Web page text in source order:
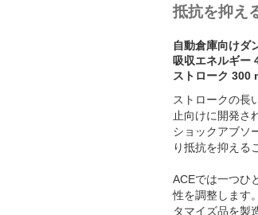
抵抗を抑え
自動倉庫向けダ
吸収エネルギー
ストローク 300
ストロークの長
止向けに開発さ
ショックアブソ
り抵抗を抑える
ACEでは一つひ
性を調整します
タマイズ品を製